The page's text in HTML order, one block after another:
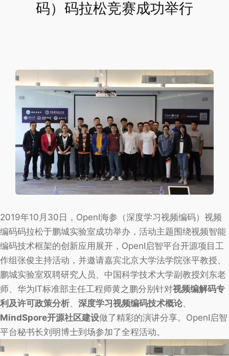
码）码拉松竞赛成功举行
2019年10月30日，OpenI海参（深度学习视频编码）视频
编码码拉松于鹏城实验室成功举办，活动主题围绕视频智能
编码技术框架的创新应用展开，OpenI启智平台开源项目工
作组张俊主持活动，并邀请嘉宾北京大学法学院张平教授、
鹏城实验室双聘研究人员、中国科学技术大学副教授刘东老
师、华为IT标准部主任工程师黄之鹏分别针对视频编解码专
利及许可政策分析
深度学习视频编码技术概论、
MindSpore开源社区建设做了精彩的演讲分享。OpenI启智
平台秘书长刘明博士到场参加了全程活动。